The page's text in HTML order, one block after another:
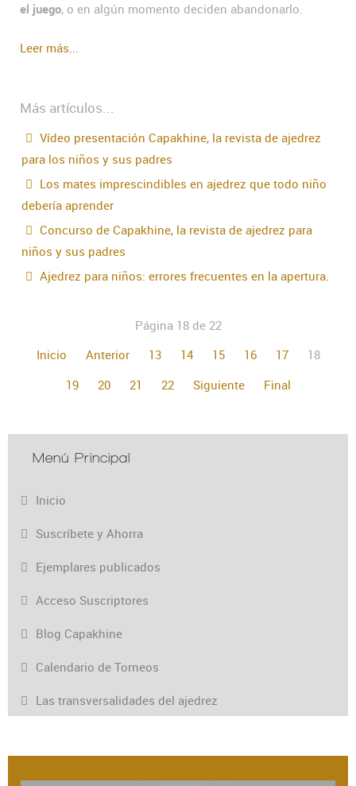
el juego, o en algún momento deciden abandonarlo.
Leer más...
Más artículos...
Vídeo presentación Capakhine, la revista de ajedrez
para los niños y sus padres
Los mates imprescindibles en ajedrez que todo niño
debería aprender
Concurso de Capakhine, la revista de ajedrez para
niños y sus padres
Ajedrez para niños: errores frecuentes en la apertura.
Página 18 de 22
Inicio
Anterior 13 14 15 16 17
18
19
20 21 22 Siguiente Final
Menú Principal
Inicio
Suscríbete y Ahorra
Ejemplares publicados
Acceso Suscriptores
Blog Capakhine
Calendario de Torneos
Las transversalidades del ajedrez